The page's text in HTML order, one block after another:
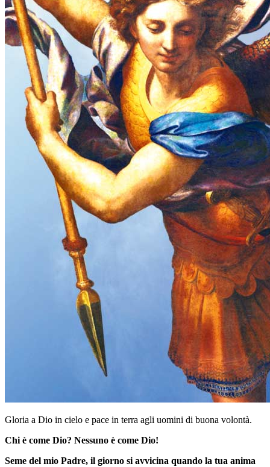
Gloria a Dio in cielo e pace in terra agli uomini di buona volontà.
Chi è come Dio? Nessuno è come Dio!
Seme del mio Padre, il giorno si avvicina quando la tua anima